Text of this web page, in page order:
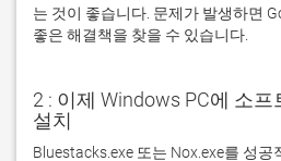
는 것이 좋습니다. 문제가 발생하면
좋은 해결책을 찾을 수 있습니다.
2 : 이제 Windows PC에 소
설치
Bluestacks.exe 또는 Nox.exe를 성공